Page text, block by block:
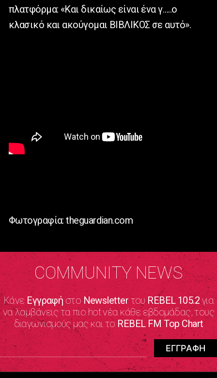
πλατφόρμα: «Και δικαίως είναι ένα γ…..ο
κλασικό και ακούγομαι ΒΙΒΛΙΚΟΣ σε αυτό».
Φωτογραφία: theguardian.com
COMMUNITY NEWS
Κάνε Εγγραφήστο NewsletterτουREBEL 105.2για
να λαμβάνεις τα πιο hot νέα κάθε εβδομάδας, τους
διαγωνισμούς μας και το REBEL FM Top Chart